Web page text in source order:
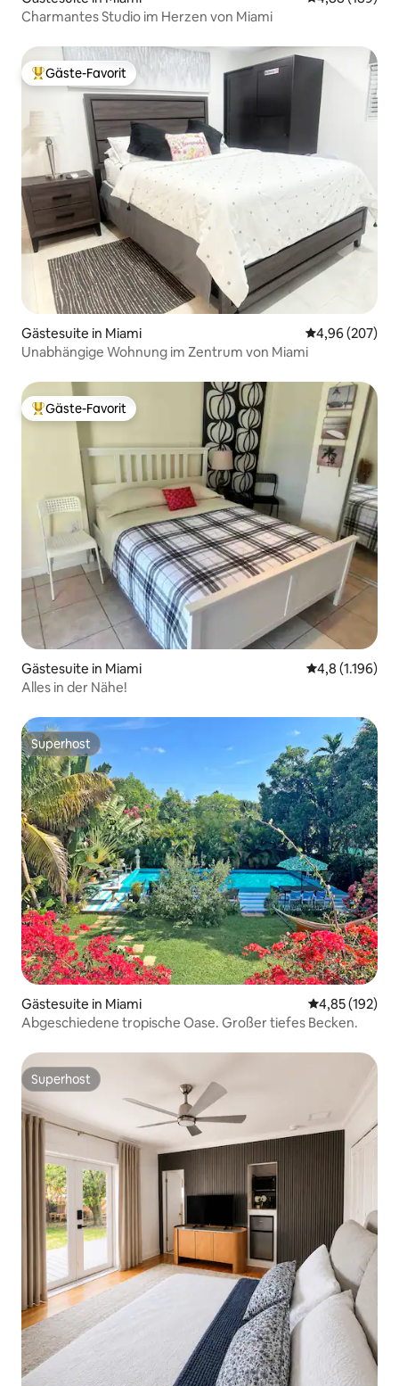
Charmantes Studio im Herzen von Miami
Beliebter Gäste-Favorit.
Gäste-Favorit
Gästesuite in Miami
4,96 (207)
Unabhängige Wohnung im Zentrum von Miami
Beliebter Gäste-Favorit.
Gäste-Favorit
Gästesuite in Miami
4,8 (1.196)
Alles in der Nähe!
Superhost
Superhost
Gästesuite in Miami
4,85 (192)
Abgeschiedene tropische Oase. Großer tiefes Becken.
Superhost
Superhost